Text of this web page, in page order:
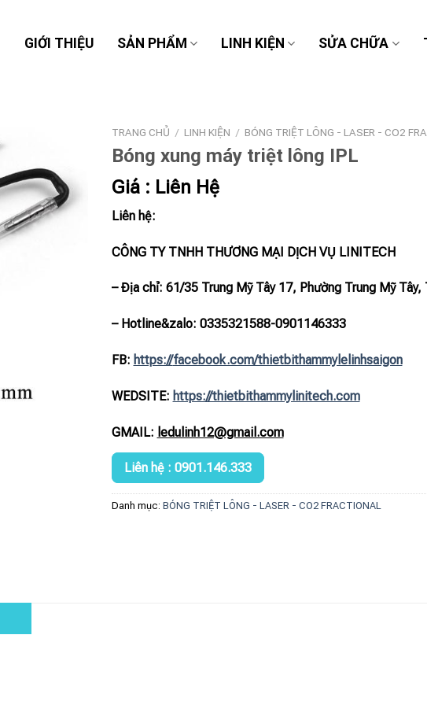
GIỚI THIỆU SẢN PHẨM LINH KIỆN SỬA CHỮA
TRANG CHỦ / LINH KIỆN / BÓNG TRIỆT LÔNG - LASER - CO2
Bóng xung máy triệt lông IPL
Giá : Liên Hệ
Liên hệ:
CÔNG TY TNHH THƯƠNG MẠI DỊCH VỤ LINITECH
– Địa chỉ: 61/35 Trung Mỹ Tây 17, Phường Trung Mỹ Tây,
– Hotline&zalo: 0335321588-0901146333
FB: https://facebook.com/thietbithammylelinhsaigon
WEDSITE: https://thietbithammylinitech.com
GMAIL: ledulinh12@gmail.com
Liên hệ : 0901.146.333
Danh mục: BÓNG TRIỆT LÔNG - LASER - CO2 FRACTIONAL